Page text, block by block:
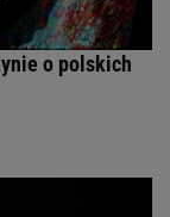
o polskich